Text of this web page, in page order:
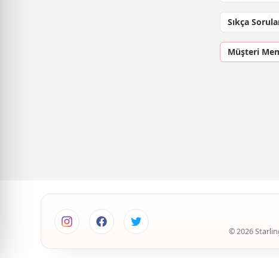
Sıkça
Müşteri
© 2026